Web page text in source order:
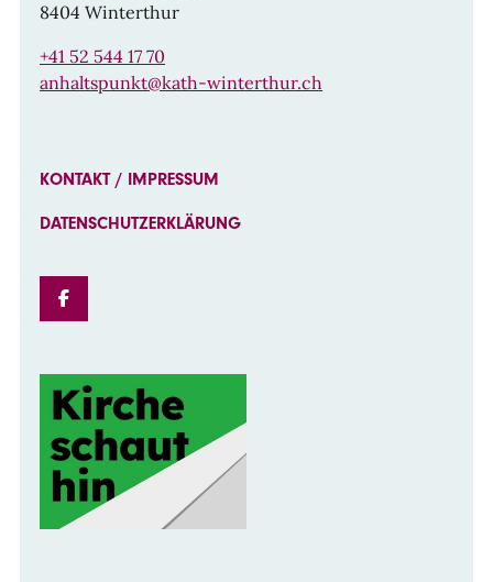
8404 Winterthur
+41 52 544 17 70
anhaltspunkt@kath-winterthur.ch
KONTAKT / IMPRESSUM
DATENSCHUTZERKLÄRUNG
FACEBOOK